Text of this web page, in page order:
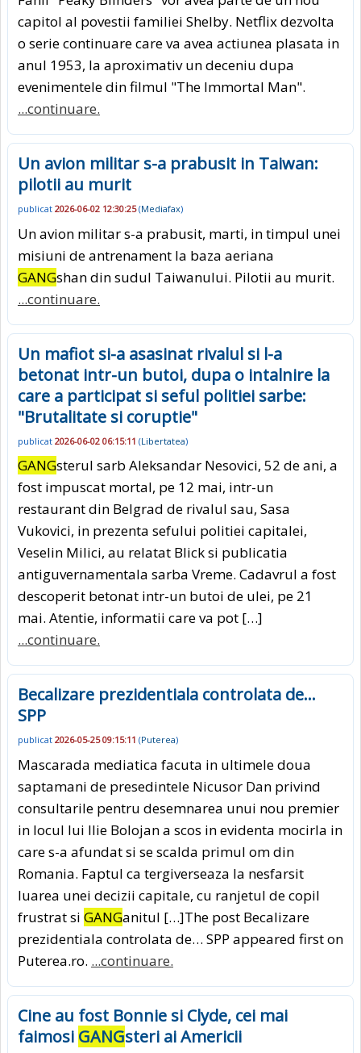
capitol al povestii familiei Shelby. Netflix dezvolta
o serie continuare care va avea actiunea plasata in
anul 1953, la aproximativ un deceniu dupa
evenimentele din filmul "The Immortal Man".
...continuare.
Un avion militar s-a prabusit in Taiwan:
pilotii au murit
publicat 2026-06-02 12:30:25(Mediafax)
Un avion militar s-a prabusit, marti, in timpul unei
misiuni de antrenament la baza aeriana
GANGshan din sudul Taiwanului. Pilotii au murit.
...continuare.
Un mafiot si-a asasinat rivalul si l-a
betonat intr-un butoi, dupa o intalnire la
care a participat si seful politiei sarbe:
"Brutalitate si coruptie"
publicat 2026-06-02 06:15:11 (Libertatea)
GANGsterul sarb Aleksandar Nesovici, 52 de ani, a
fost impuscat mortal, pe 12 mai, intr-un
restaurant din Belgrad de rivalul sau, Sasa
Vukovici, in prezenta sefului politiei capitalei,
Veselin Milici, au relatat Blick si publicatia
antiguvernamentala sarba Vreme. Cadavrul a fost
descoperit betonat intr-un butoi de ulei, pe 21
mai. Atentie, informatii care va pot […]
...continuare.
Becalizare prezidentiala controlata de…
SPP
publicat 2026-05-25 09:15:11 (Puterea)
Mascarada mediatica facuta in ultimele doua
saptamani de presedintele Nicusor Dan privind
consultarile pentru desemnarea unui nou premier
in locul lui Ilie Bolojan a scos in evidenta mocirla in
care s-a afundat si se scalda primul om din
Romania. Faptul ca tergiverseaza la nesfarsit
luarea unei decizii capitale, cu ranjetul de copil
frustrat si GANGanitul […]The post Becalizare
prezidentiala controlata de… SPP appeared first on
Puterea.ro. ...continuare.
Cine au fost Bonnie si Clyde, cei mai
faimosi GANGsteri ai Americii